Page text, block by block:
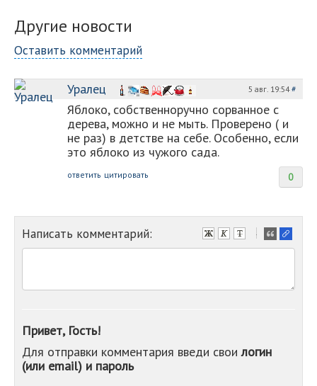
Другие новости
Оставить комментарий
Уралец 5 авг. 19:54#
Яблоко, собственноручно сорванное с
дерева, можно и не мыть. Проверено ( и
не раз) в детстве на себе. Особенно, если
это яблоко из чужого сада.
0
ответить цитировать
Написать комментарий:
-
-
-
-
Привет, Гость!
Для отправки комментария введи своилогин
(или email) и пароль